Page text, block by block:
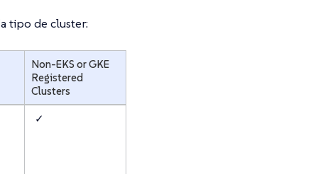
tipo de cluster:
Non-EKS or GKE
Registered
Clusters
✓